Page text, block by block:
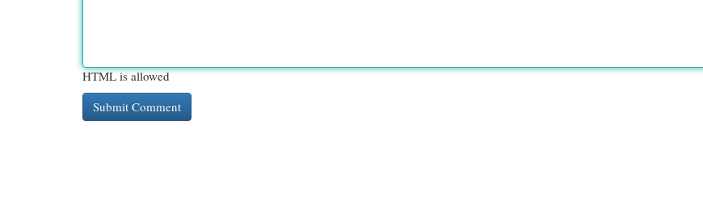
HTML is allowed